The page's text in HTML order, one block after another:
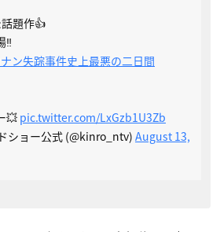
題作👍
‼️
ン失踪事件史上最悪の二日間
💥 pic.twitter.com/LxGzb1U3Zb
ショー公式 (@kinro_ntv) August 13,